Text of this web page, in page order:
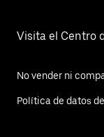
Visita el Centro
No vender ni
Política de datos